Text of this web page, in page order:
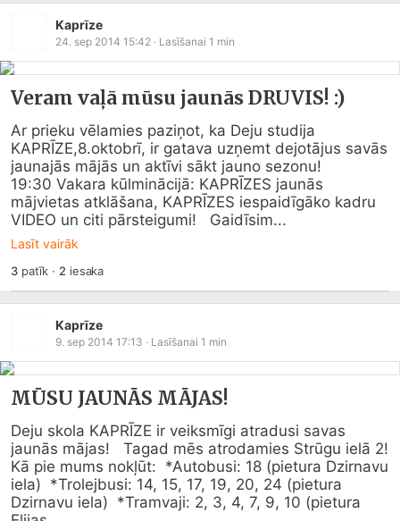
Kaprīze
24. sep 2014 15:42 · Lasīšanai 1 min
Veram vaļā mūsu jaunās DRUVIS! :)
Ar prieku vēlamies paziņot, ka Deju studija
KAPRĪZE,8.oktobrī, ir gatava uzņemt dejotājus savās
jaunajās mājās un aktīvi sākt jauno sezonu!
19:30 Vakara kūlminācijā: KAPRĪZES jaunās
mājvietas atklāšana, KAPRĪZES iespaidīgāko kadru
VIDEO un citi pārsteigumi!   Gaidīsim...
Lasīt vairāk
3patīk · 2 iesaka
Kaprīze
9. sep 2014 17:13 · Lasīšanai 1 min
MŪSU JAUNĀS MĀJAS!
Deju skola KAPRĪZE ir veiksmīgi atradusi savas
jaunās mājas!   Tagad mēs atrodamies Strūgu ielā 2!
Kā pie mums nokļūt:  *Autobusi: 18 (pietura Dzirnavu
iela)  *Trolejbusi: 14, 15, 17, 19, 20, 24 (pietura
Dzirnavu iela)  *Tramvaji: 2, 3, 4, 7, 9, 10 (pietura